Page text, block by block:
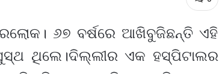
୬୭ ବର୍ଷରେ ଆଖିବୁଜିଛନ୍ତି ଏହି
ଥିଲେ।ଦିଲ୍ଲୀର ଏକ ହସ୍ପିଟାଲର